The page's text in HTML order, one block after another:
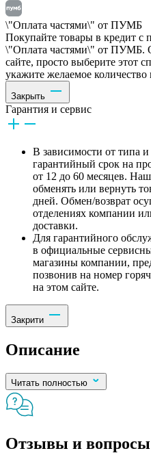
\"Оплата частями\" от ПУМБ
Покупайте товары в кредит с
\"Оплата частями\" от ПУМБ.
сайте, просто выберите этот
укажите желаемое количество
Закрыть
Гарантия и сервис
В зависимости от типа
гарантийный срок на
от 12 до 60 месяцев.
обменять или вернуть
дней. Обмен/возврат
отделениях компании
доставки.
Для гарантийного
в официальные
магазины компании,
позвонив на номер
на этом сайте.
Закрити
Описание
Читать полностью
Отзывы и вопросы